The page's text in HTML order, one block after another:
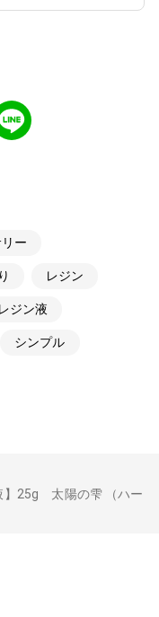
ー
レジン
ジン液
シンプル
】25g 太陽の雫 （ハー